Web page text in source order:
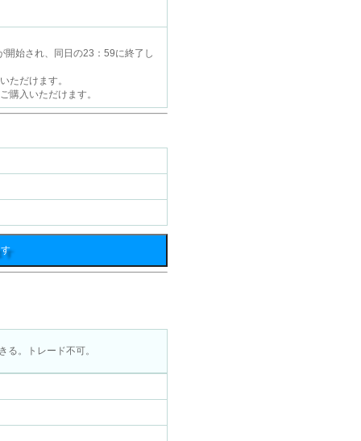
開始され、同日の23：59に終了し
ただけます。
購入いただけます。
る。トレード不可。